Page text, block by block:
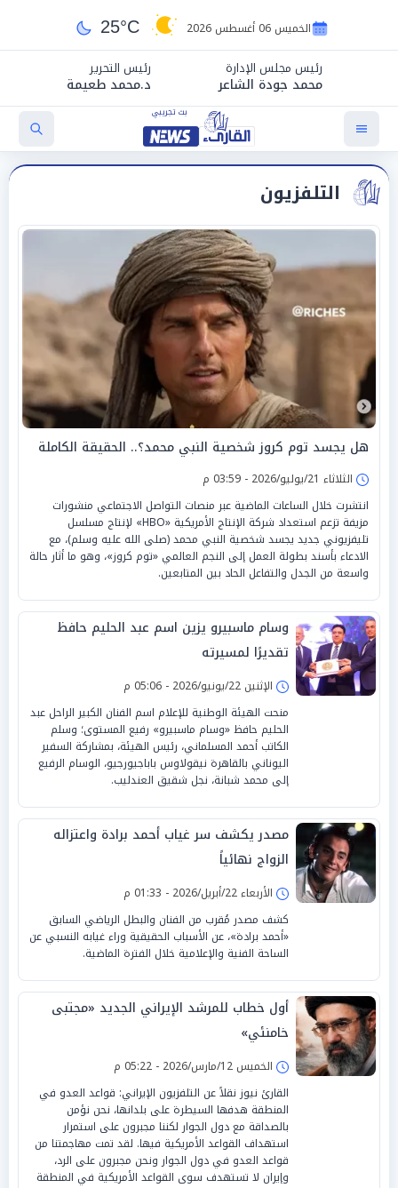
الخميس 06 أغسطس 2026 25°C
رئيس مجلس الإدارة
محمد جودة الشاعر
رئيس التحرير
د.محمد طعيمة
التلفزيون
هل يجسد توم كروز شخصية النبي محمد؟.. الحقيقة الكاملة
الثلاثاء 21/يوليو/2026 - 03:59 م
انتشرت خلال الساعات الماضية عبر منصات التواصل الاجتماعي منشورات
مزيفة تزعم استعداد شركة الإنتاج الأمريكية «HBO» لإنتاج مسلسل
تليفزيوني جديد يجسد شخصية النبي محمد (صلى الله عليه وسلم)، مع
الادعاء بأسند بطولة العمل إلى النجم العالمي «توم كروز»، وهو ما أثار حالة
واسعة من الجدل والتفاعل الحاد بين المتابعين.
وسام ماسبيرو يزين اسم عبد الحليم حافظ
تقديرًا لمسيرته
الإثنين 22/يونيو/2026 - 05:06 م
منحت الهيئة الوطنية للإعلام اسم الفنان الكبير الراحل عبد
الحليم حافظ «وسام ماسبيرو» رفيع المستوى؛ وسلم
الكاتب أحمد المسلماني، رئيس الهيئة، بمشاركة السفير
اليوناني بالقاهرة نيقولاوس باباجيورجيو، الوسام الرفيع
إلى محمد شبانة، نجل شقيق العندليب.
مصدر يكشف سر غياب أحمد برادة واعتزاله
الزواج نهائياً
الأربعاء 22/أبريل/2026 - 01:33 م
كشف مصدر مُقرب من الفنان والبطل الرياضي السابق
«أحمد برادة»، عن الأسباب الحقيقية وراء غيابه النسبي عن
الساحة الفنية والإعلامية خلال الفترة الماضية.
أول خطاب للمرشد الإيراني الجديد «مجتبى
خامنئي»
الخميس 12/مارس/2026 - 05:22 م
القارئ نيوز نقلاً عن التلفزيون الإيراني: ‏قواعد العدو في
المنطقة هدفها السيطرة على بلدانها، نحن ‏نؤمن
بالصداقة مع دول الجوار لكننا مجبرون على استمرار
استهداف القواعد الأمريكية فيها. لقد ‏تمت مهاجمتنا من
قواعد العدو في دول الجوار ونحن مجبرون على الرد،
وإيران لا تستهدف سوى القواعد الأمريكية في المنطقة